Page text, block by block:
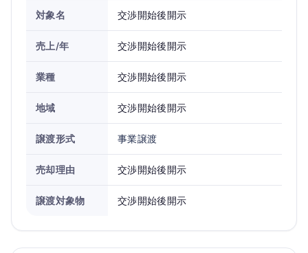
対象名 交渉開始後開示
売上/年 交渉開始後開示
業種 交渉開始後開示
地域 交渉開始後開示
譲渡形式 事業譲渡
売却理由 交渉開始後開示
譲渡対象物 交渉開始後開示